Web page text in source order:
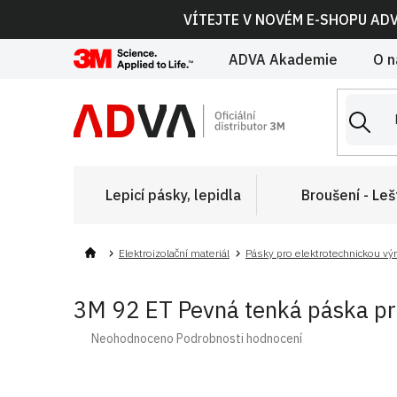
obsah
VÍTEJTE V NOVÉM E-SHOPU
ADVA Akademie O
Lepicí pásky, lepidla Broušení -
Elektroizolační materiál Pásky pro elektrotechnickou
3M 92 ET Pevná tenká páska
Průměrné
Neohodnoceno Podrobnosti hodnocení